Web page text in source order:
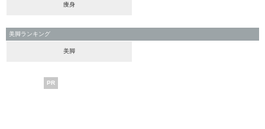
痩身
美脚ランキング
美脚
PR